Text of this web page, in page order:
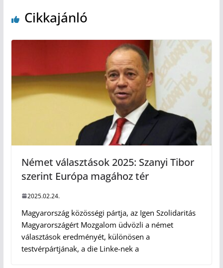
Cikkajánló
Német választások 2025: Szanyi Tibor
szerint Európa magához tér
2025.02.24.
Magyarország közösségi pártja, az Igen Szolidaritás
Magyarországért Mozgalom üdvözli a német
választások eredményét, különösen a
testvérpártjának, a die Linke-nek a